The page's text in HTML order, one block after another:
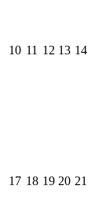
10 11 12 13 14
17 18 19 20 21